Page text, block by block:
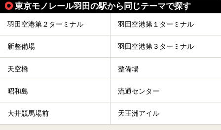
東京モノレール羽田の駅から同じテーマで探す
羽田空港第２ターミナル 羽田空港第１ターミナル
新整備場 羽田空港第３ターミナル
天空橋 整備場
昭和島 流通センター
大井競馬場前 天王洲アイル